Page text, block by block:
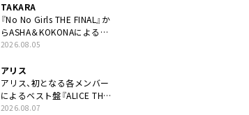
TAKARA
『No No Girls THE FINAL』か
らASHA＆KOKONAによるユ
ニット・TAKARAがデビュー
2026.08.05
アリス
アリス、初となる各メンバー
によるベスト盤『ALICE THE
BEST “TORILOGY”』リリー
2026.08.07